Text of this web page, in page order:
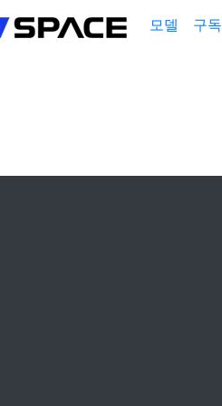
로그인
모델 구독